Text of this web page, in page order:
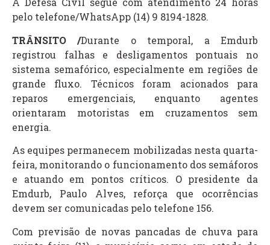
pelo telefone/WhatsApp (14) 9 8194-1828.
TRÂNSITO /Durante o temporal, a Emdurb
registrou falhas e desligamentos pontuais no
sistema semafórico, especialmente em regiões de
grande fluxo. Técnicos foram acionados para
reparos emergenciais, enquanto agentes
orientaram motoristas em cruzamentos sem
energia.
As equipes permanecem mobilizadas nesta quarta-
feira, monitorando o funcionamento dos semáforos
e atuando em pontos críticos. O presidente da
Emdurb, Paulo Alves, reforça que ocorrências
devem ser comunicadas pelo telefone 156.
Com previsão de novas pancadas de chuva para